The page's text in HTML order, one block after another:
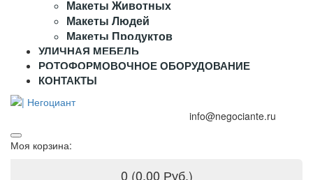
Макеты Животных
Макеты Людей
Макеты Продуктов
УЛИЧНАЯ МЕБЕЛЬ
РОТОФОРМОВОЧНОЕ ОБОРУДОВАНИЕ
КОНТАКТЫ
info@negociante.ru
Моя корзина:
0 (0.00 Руб.)